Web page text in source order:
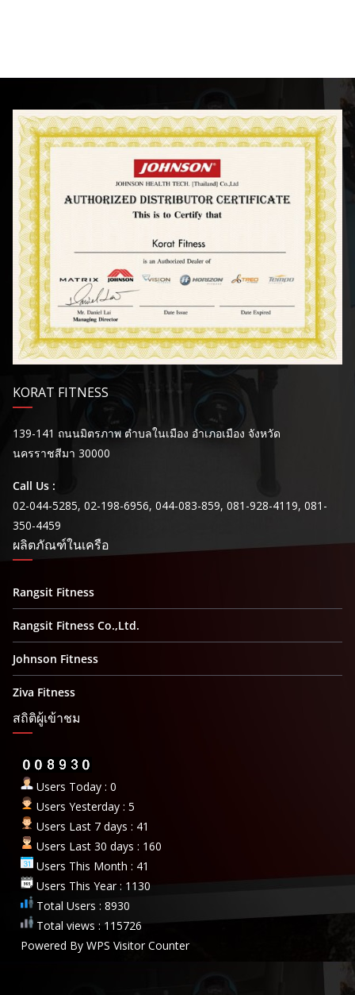
KORAT FITNESS
139-141 ถนนมิตรภาพ ตำบลในเมือง อำเภอเมือง จังหวัด
นครราชสีมา 30000
Call Us :
02-044-5285, 02-198-6956, 044-083-859, 081-928-4119, 081-
350-4459
ผลิตภัณฑ์ในเครือ
Rangsit Fitness
Rangsit Fitness Co.,Ltd.
Johnson Fitness
Ziva Fitness
สถิติผู้เข้าชม
Users Today : 0
Users Yesterday : 5
Users Last 7 days : 41
Users Last 30 days : 160
Users This Month : 41
Users This Year : 1130
Total Users : 8930
Total views : 115726
Powered By WPS Visitor Counter